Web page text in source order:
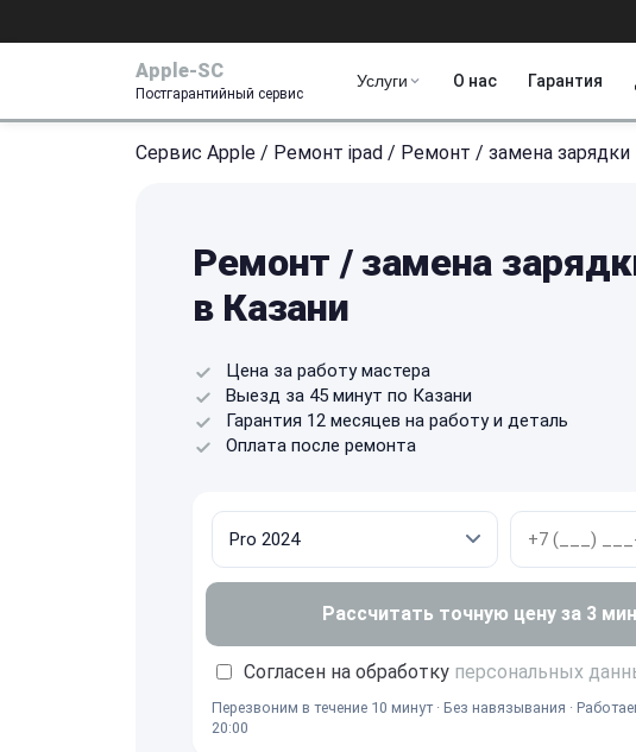
Apple-SC
Постгарантийный сервис
Услуги О нас Гарантия
Сервис Apple / Ремонт ipad / Ремонт / замена зарядки
Ремонт / замена
в Казани
Цена за работу мастера
Выезд за 45 минут по Казани
Гарантия 12 месяцев на работу и деталь
Оплата после ремонта
Рассчитать точную цену за 3
Согласен на обработку персональных
Перезвоним в течение 10 минут · Без навязывания ·
20:00